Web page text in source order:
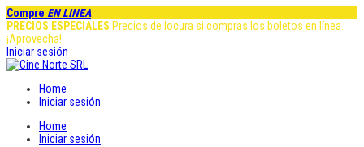
Compre EN LINEA
PRECIOS ESPECIALES Precios de locura si compras los boletos en línea.
¡Aprovecha!
Iniciar sesión
Home
Iniciar sesión
Home
Iniciar sesión